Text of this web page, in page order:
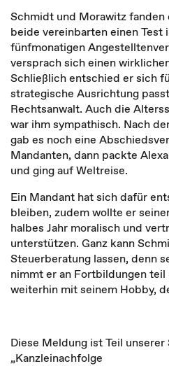
Schmidt und Morawitz fanden
beide vereinbarten einen Test
fünfmonatigen
versprach sich einen
Schließlich entschied er sich
strategische Ausrichtung
Rechtsanwalt. Auch die
war ihm sympathisch. Nach
gab es noch eine
Mandanten, dann packte
und ging auf Weltreise.
Ein Mandant hat sich dafür
bleiben, zudem wollte er
halbes Jahr moralisch und
unterstützen. Ganz kann
Steuerberatung lassen, denn
nimmt er an Fortbildungen
weiterhin mit seinem Hobby,
Diese Meldung ist Teil
„Kanzleinachfolge